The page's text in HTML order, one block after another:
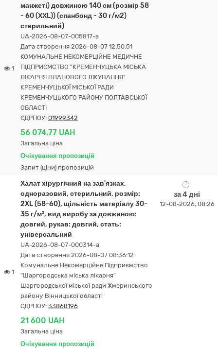
1
манжеті) довжиною 140 см (розмір 58
- 60 (ХХL)) (спанбонд - 30 г/м2)
стерильний)
UA-2026-08-07-005817-a
Дата створення 2026-08-07 12:50:51
КОМУНАЛЬНЕ НЕКОМЕРЦІЙНЕ МЕДИЧНЕ
ПІДПРИЄМСТВО "КРЕМЕНЧУЦЬКА МІСЬКА
ЛІКАРНЯ ПЛАНОВОГО ЛІКУВАННЯ"
КРЕМЕНЧУЦЬКОЇ МІСЬКОЇ РАДИ
КРЕМЕНЧУЦЬКОГО РАЙОНУ ПОЛТАВСЬКОЇ
ОБЛАСТІ
ЄДРПОУ: 01999342
56 074,77 UAH
Загальна ціна
Очікування пропозицій
Запит (ціни) пропозицій
1
Халат хірургічний на зав'язках,
одноразовий, стерильний, розмір:
2XL (58-60), щільність матеріалу 30-
35 г/м², вид виробу за довжиною:
довгий, рукав: довгий, стать:
універсальний
UA-2026-08-07-000314-a
Дата створення 2026-08-07 08:36:12
Комунальне Некомерційне Підприємство
"Шаргородська міська лікарня"
Шаргородської міської ради Жмеринського
району Вінницької області
ЄДРПОУ: 33868196
21 600 UAH
Загальна ціна
Очікування пропозицій
за 4 дні
12-08-2026, 08:26